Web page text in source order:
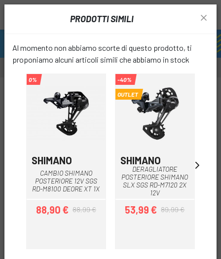
PRODOTTI SIMILI
Al momento non abbiamo scorte di questo prodotto, ti
proponiamo alcuni articoli simili che abbiamo in stock
0%
SHIMANO
CAMBIO SHIMANO
POSTERIORE 12V SGS
RD-M8100 DEORE XT 1X
Prezzo
88,90 €Prezzo base
88,99 €
-40%
OUTLET
SHIMANO
DERAGLIATORE
POSTERIORE SHIMANO
SLX SGS RD-M7120 2X
12V
Prezzo
53,99 €Prezzo base
89,99 €